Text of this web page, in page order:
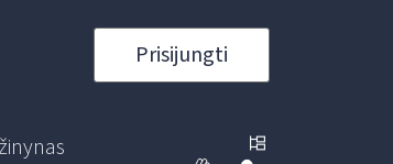
Prisijungti